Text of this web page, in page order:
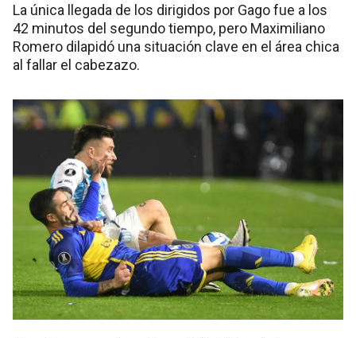
La única llegada de los dirigidos por Gago fue a los
42 minutos del segundo tiempo, pero Maximiliano
Romero dilapidó una situación clave en el área chica
al fallar el cabezazo.